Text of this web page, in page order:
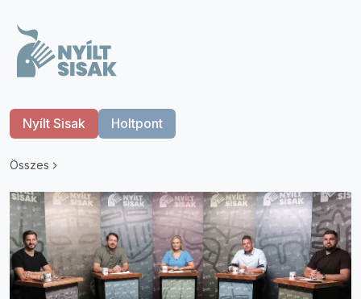
Nyílt Sisak Holtpont
Összes